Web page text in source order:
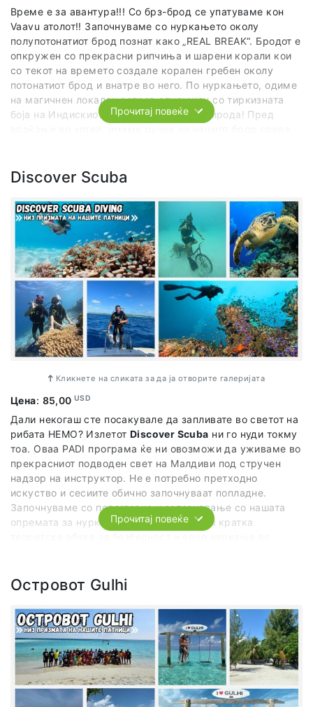
Време е за авантура!!! Со брз-брод се упатуваме кон
Vaavu атолот!! Започнуваме со нуркањето околу
полупотонатиот брод познат како „REAL BREAK“. Бродот е
опкружен со прекрасни рипчиња и шарени корали кои
со текот на времето создале корален гребен околу
потонатиот брод и внатре во него. По нуркањето, одиме
на магичнен локален остров опкружен со тиркизната
боја на Индискиот океан и нереална природа! Пред
Прочитај повеќе
Discover Scuba
Кликнете на сликата за да ја отворите галеријата
Цена: 85,00USD
Дали некогаш сте посакувале да запливате во светот на
рибата НЕМО? Излетот Discover Scuba ни го нуди токму
тоа. Оваа PADI програма ќе ни овозможи да уживаме во
прекрасниот подводен свет на Малдиви под стручен
надзор на инструктор. Не е потребно претходно
искуство и сесиите обично започнуваат попладне.
Започнуваме со подготовка и запознавање со нашата
опремата за нуркање. Потоа нѐ очекува кратка
Во цената на излетот е вклучено: боца, маска, пераи,
професионален инструктор и организиран превоз до
гребенот каде што ќе нуркаме.
Прочитај повеќе
Островот Gulhi